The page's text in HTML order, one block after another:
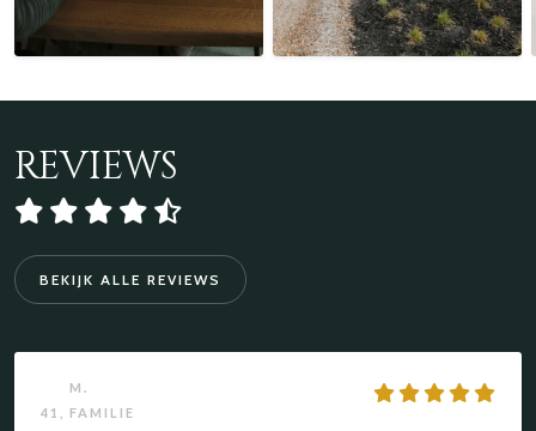
REVIEWS
BEKIJK ALLE REVIEWS
M.
41,
FAMILIE